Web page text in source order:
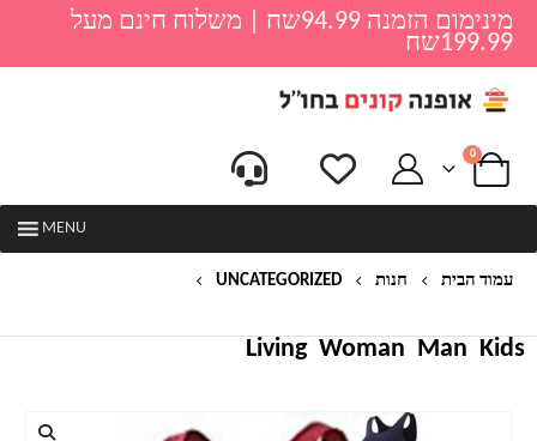
מינימום הזמנה 94.99שח | משלוח חינם מעל
199.99שח
0
MENU
עמוד הבית חנות UNCATEGORIZED
Kids
Man
Woman
Living